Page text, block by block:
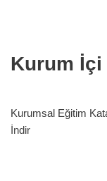
Kurum
Kurumsal Eğitim
İndir